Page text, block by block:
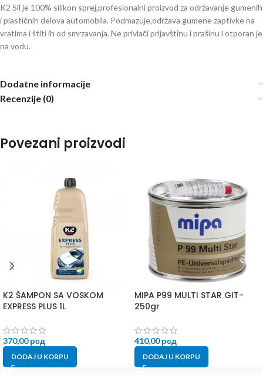
K2 Sil je 100% silikon sprej,profesionalni proizvod za održavanje gumenih
i plastičnih delova automobila. Podmazuje,održava gumene zaptivke na
vratima i štiti ih od smrzavanja. Ne privlači prljavštinu i prašinu i otporan je
na vodu.
Dodatne informacije
Recenzije (0)
Povezani proizvodi
K2 ŠAMPON SA VOSKOM
EXPRESS PLUS 1L
370,00рсд
DODAJ U KORPU
MIPA P99 MULTI STAR GIT-
250gr
410,00рсд
DODAJ U KORPU